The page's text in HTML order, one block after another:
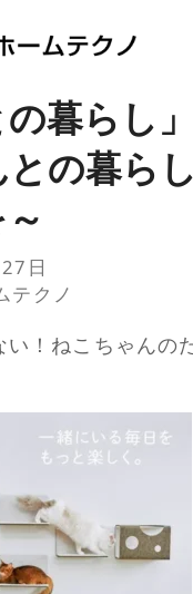
の暮らし
の暮ら
日
テクノ
！ねこちゃんの